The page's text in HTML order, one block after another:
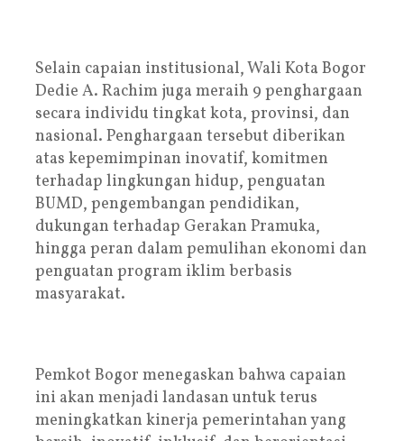
Selain capaian institusional, Wali Kota Bogor
Dedie A. Rachim juga meraih 9 penghargaan
secara individu tingkat kota, provinsi, dan
nasional. Penghargaan tersebut diberikan
atas kepemimpinan inovatif, komitmen
terhadap lingkungan hidup, penguatan
BUMD, pengembangan pendidikan,
dukungan terhadap Gerakan Pramuka,
hingga peran dalam pemulihan ekonomi dan
penguatan program iklim berbasis
masyarakat.
Pemkot Bogor menegaskan bahwa capaian
ini akan menjadi landasan untuk terus
meningkatkan kinerja pemerintahan yang